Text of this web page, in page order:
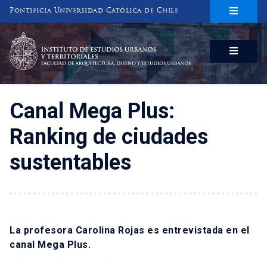
Pontificia Universidad Católica de Chile
INSTITUTO DE ESTUDIOS URBANOS
Y TERRITORIALES
FACULTAD DE ARQUITECTURA, DISEÑO Y ESTUDIOS URBANOS
Canal Mega Plus:
Ranking de ciudades
sustentables
La profesora Carolina Rojas es entrevistada en el
canal Mega Plus.